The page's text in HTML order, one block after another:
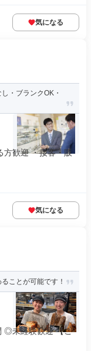
気になる
・ブランクOK・
方歓迎 ・接客・販
気になる
ことが可能です！
◎未経験歓迎 【こ